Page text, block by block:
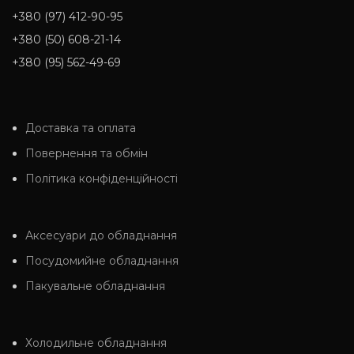
+380 (97) 412-90-95
+380 (50) 608-21-14
+380 (95) 562-49-69
Доставка та оплата
Повернення та обмін
Політика конфіденційності
Аксесуари до обладнання
Посудомийне обладнання
Пакувальне обладнання
Холодильне обладнання